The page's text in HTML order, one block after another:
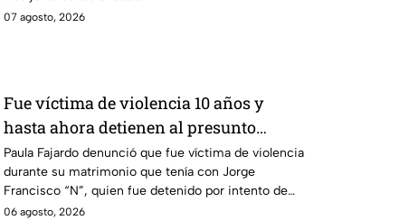
07 agosto, 2026
Fue víctima de violencia 10 años y
hasta ahora detienen al presunto
agresor: el caso de Paula Fajardo
Paula Fajardo denunció que fue víctima de violencia
durante su matrimonio que tenía con Jorge
Francisco “N”, quien fue detenido por intento de
feminicidio.
06 agosto, 2026